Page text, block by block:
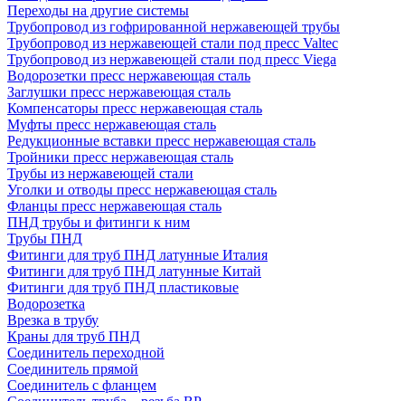
Переходы на другие системы
Трубопровод из гофрированной нержавеющей трубы
Трубопровод из нержавеющей стали под пресс Valtec
Трубопровод из нержавеющей стали под пресс Viega
Водорозетки пресс нержавеющая сталь
Заглушки пресс нержавеющая сталь
Компенсаторы пресс нержавеющая сталь
Муфты пресс нержавеющая сталь
Редукционные вставки пресс нержавеющая сталь
Тройники пресс нержавеющая сталь
Трубы из нержавеющей стали
Уголки и отводы пресс нержавеющая сталь
Фланцы пресс нержавеющая сталь
ПНД трубы и фитинги к ним
Трубы ПНД
Фитинги для труб ПНД латунные Италия
Фитинги для труб ПНД латунные Китай
Фитинги для труб ПНД пластиковые
Водорозетка
Врезка в трубу
Краны для труб ПНД
Соединитель переходной
Соединитель прямой
Соединитель с фланцем